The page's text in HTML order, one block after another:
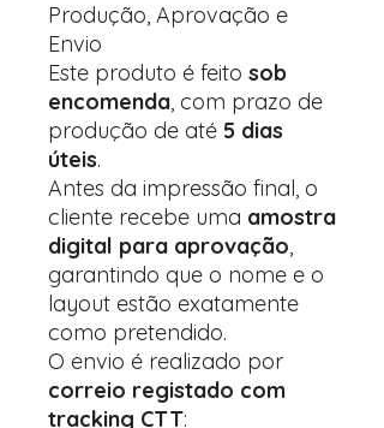
Produção, Aprovação e
Envio
Este produto é feito sob
encomenda, com prazo de
produção de até 5 dias
úteis.
Antes da impressão final, o
cliente recebe uma amostra
digital para aprovação,
garantindo que o nome e o
layout estão exatamente
como pretendido.
O envio é realizado por
correio registado com
tracking CTT: